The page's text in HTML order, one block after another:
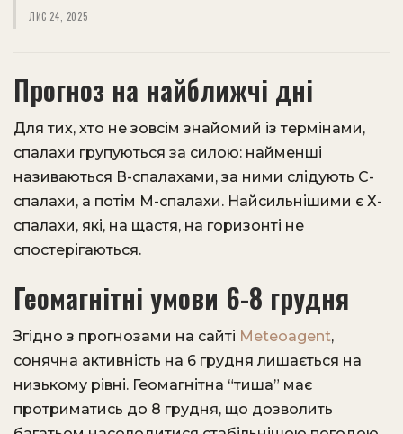
ЛИС 24, 2025
Прогноз на найближчі дні
Для тих, хто не зовсім знайомий із термінами,
спалахи групуються за силою: найменші
називаються В-спалахами, за ними слідують С-
спалахи, а потім М-спалахи. Найсильнішими є Х-
спалахи, які, на щастя, на горизонті не
спостерігаються.
Геомагнітні умови 6-8 грудня
Згідно з прогнозами на сайті Meteoagent,
сонячна активність на 6 грудня лишається на
низькому рівні. Геомагнітна “тиша” має
протриматись до 8 грудня, що дозволить